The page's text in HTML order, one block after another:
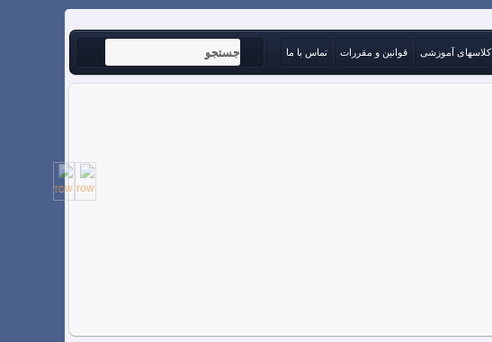
کلاسهای آموزشی قوانین و مقررات تماس با ما